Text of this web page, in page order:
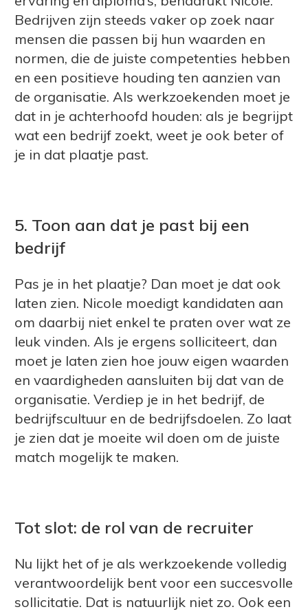
Bedrijven zijn steeds vaker op zoek naar
mensen die passen bij hun waarden en
normen, die de juiste competenties hebben
en een positieve houding ten aanzien van
de organisatie. Als werkzoekenden moet je
dat in je achterhoofd houden: als je begrijpt
wat een bedrijf zoekt, weet je ook beter of
je in dat plaatje past.
5. Toon aan dat je past bij een
bedrijf
Pas je in het plaatje? Dan moet je dat ook
laten zien. Nicole moedigt kandidaten aan
om daarbij niet enkel te praten over wat ze
leuk vinden. Als je ergens solliciteert, dan
moet je laten zien hoe jouw eigen waarden
en vaardigheden aansluiten bij dat van de
organisatie. Verdiep je in het bedrijf, de
bedrijfscultuur en de bedrijfsdoelen. Zo laat
je zien dat je moeite wil doen om de juiste
match mogelijk te maken.
Tot slot: de rol van de recruiter
Nu lijkt het of je als werkzoekende volledig
verantwoordelijk bent voor een succesvolle
sollicitatie. Dat is natuurlijk niet zo. Ook een